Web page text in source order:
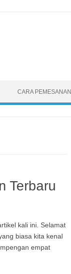
CARA PEMESANAN
Terbaru
kali ini. Selamat
biasa kita kenal
empat